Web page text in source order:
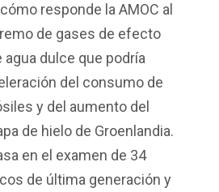
responde la AMOC al
de gases de efecto
agua dulce que podría
del consumo de
y del aumento del
de hielo de Groenlandia.
en el examen de 34
de última generación y